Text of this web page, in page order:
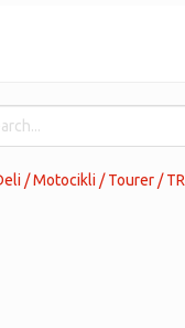
/ Motocikli / Tourer /